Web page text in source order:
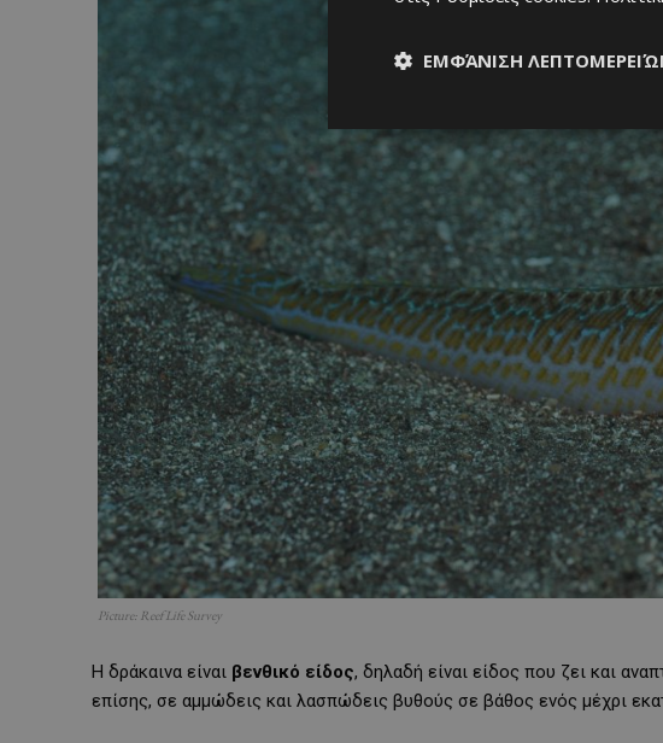
Picture: Reef Life Survey
Η δράκαινα είναι βενθικό είδος, δηλαδή είναι είδος που ζει και
επίσης, σε αμμώδεις και λασπώδεις βυθούς σε βάθος ενός μέχρι
ΕΜΦΆΝΙΣΗ